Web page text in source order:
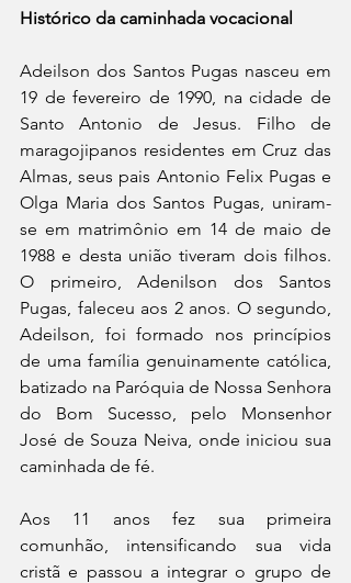
Histórico da caminhada vocacional
Adeilson dos Santos Pugas nasceu em
19 de fevereiro de 1990, na cidade de
Santo Antonio de Jesus. Filho de
maragojipanos residentes em Cruz das
Almas, seus pais Antonio Felix Pugas e
Olga Maria dos Santos Pugas, uniram-
se em matrimônio em 14 de maio de
1988 e desta união tiveram dois filhos.
O primeiro, Adenilson dos Santos
Pugas, faleceu aos 2 anos. O segundo,
Adeilson, foi formado nos princípios
de uma família genuinamente católica,
batizado na Paróquia de Nossa Senhora
do Bom Sucesso, pelo Monsenhor
José de Souza Neiva, onde iniciou sua
caminhada de fé.
Aos 11 anos fez sua primeira
comunhão, intensificando sua vida
cristã e passou a integrar o grupo de